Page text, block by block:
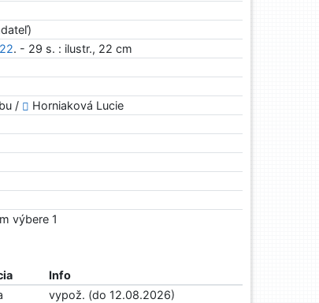
. - 29 s. : ilustr., 22 cm
/
Horniaková Lucie
výbere 1
Info
vypož. (do 12.08.2026)